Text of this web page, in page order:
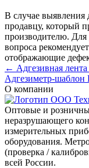
В случае выявления
продавцу, который
производителю. Для
вопроса
отображающие
← Адгезивная
Адгезиметр-
О компании
Оптовые и
неразрушающего
измерительных
оборудования.
(проверка /
всей России.